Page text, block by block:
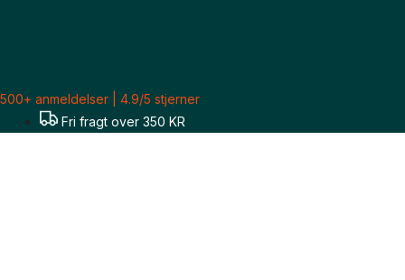
500+ anmeldelser | 4.9/5 stjerner
Fri fragt over 350 KR